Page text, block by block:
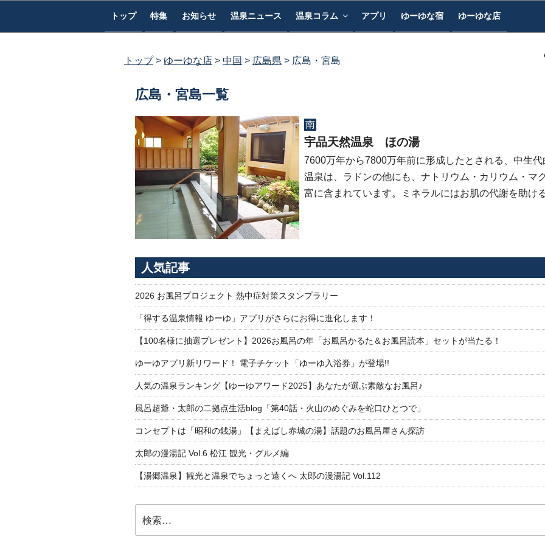
トップ 特集 お知らせ 温泉ニュース 温泉コラム アプリ ゆーゆな宿 ゆーゆな店
トップ ゆーゆな店 中国 広島県 広島・宮島
広島・宮島一覧
南
宇品天然温泉 ほの湯
7600万年から7800万年前に形成したとされる、中生
温泉は、ラドンの他にも、ナトリウム・カリウム・マ
富に含まれています。ミネラルにはお肌の代謝を助け
人気記事
2026 お風呂プロジェクト 熱中症対策スタンプラリー
「得する温泉情報 ゆーゆ」アプリがさらにお得に進化します！
【100名様に抽選プレゼント】2026お風呂の年「お風呂かるた＆お風呂読本」セットが当たる！
ゆーゆアプリ新リワード！ 電子チケット「ゆーゆ入浴券」が登場!!
人気の温泉ランキング【ゆーゆアワード2025】あなたが選ぶ素敵なお風呂♪
風呂超爺・太郎の二拠点生活blog「第40話・火山のめぐみを蛇口ひとつで」
コンセプトは「昭和の銭湯」【まえばし赤城の湯】話題のお風呂屋さん探訪
太郎の漫湯記 Vol.6 松江 観光・グルメ編
【湯郷温泉】観光と温泉でちょっと遠くへ 太郎の漫湯記 Vol.112
索: